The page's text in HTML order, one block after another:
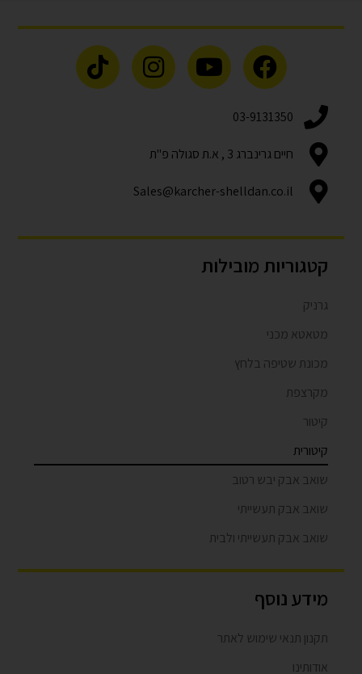
03-9131350
חיים גרינברג 3 , א.ת סגולה פ"ת
Sales@karcher-shelldan.co.il
קטגוריות מובילות
גרניק
מטאטא מכני
מכונת שטיפה בלחץ
מקרצפת
קיטור
קיטורית
שואב אבק יבש רטוב
שואב אבק תעשייתי
שואב אבק תעשייתי ולבית
מידע נוסף
תקנון תנאי שימוש לאתר
אודותינו